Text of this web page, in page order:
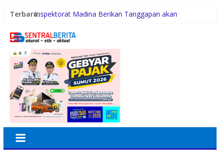
Terbaru:Inspektorat Madina Berikan Tanggapan akan
Tabuyung
Syaratnya
Warga dan Sekolah Sambut Gembira Rencana
Gubernur Bobby Bangun SD Negeri Lasara di Nias
Utara
Sinergi Pemkab Madina dan DPR RI, 154 Anak di Siabu
dan sekitarnya, Terima Beasiswa Program Indonesia
Pintar 2026